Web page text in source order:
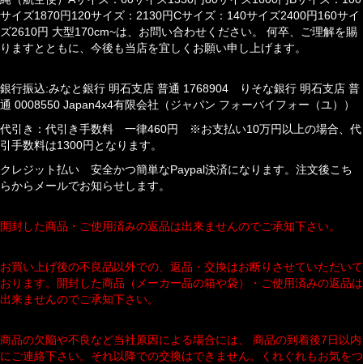
サイズ1870円120サイズ：2130円Cサイズ：140サイズ2400円160サイ
ズ2610円 大型170cm~は、お問い合わせください。 何卒、ご理解を賜
りますとともに、今後も当店を宜しくお願い申し上げます。
銀行振込:みなと銀行 明石支店 普通 1768904 りそな銀行 明石支店 普
通 0008550 Japan4x4有限会社（ジャパン フォーバイフォー（ユ））
代引き：代引き手数料 一律460円 ※お支払い10万円以上の場合、代
引手数料は1300円となります。
クレジット払い 安全かつ簡単なPaypal決済になります。注文後こち
らからメールでお知らせします。
開封した商品・ご使用済みの返品は出来ませんのでご承知下さい。
お買い上げ後の不良品以外での、返品・交換はお断りさせていただいて
おります。開封した商品（メーカー品の箱や袋）・ご使用済みの返品は
出来ませんのでご承知下さい。
商品の欠陥や不良など当社原因による場合には、 商品の到着後7日以内
にご連絡下さい。それ以降での交換はできません。くれぐれもお気をつ